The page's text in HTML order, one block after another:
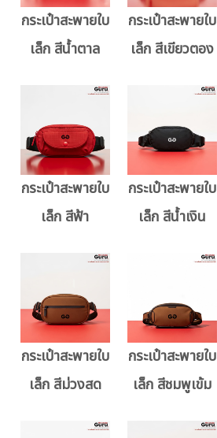
กระเป๋าสะพายใบ
เล็ก สีน้ำตาล
กระเป๋าสะพายใบ
เล็ก สีเขียวตอง
กระเป๋าสะพายใบ
เล็ก สีฟ้า
กระเป๋าสะพายใบ
เล็ก สีน้ำเงิน
กระเป๋าสะพายใบ
เล็ก สีม่วงสด
กระเป๋าสะพายใบ
เล็ก สีชมพูเข้ม